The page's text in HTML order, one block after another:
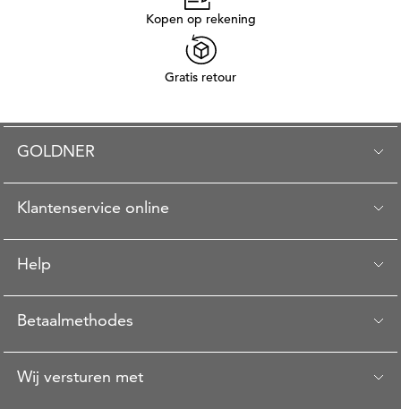
Kopen op rekening
Gratis retour
GOLDNER
Klantenservice online
Help
Betaalmethodes
Wij versturen met